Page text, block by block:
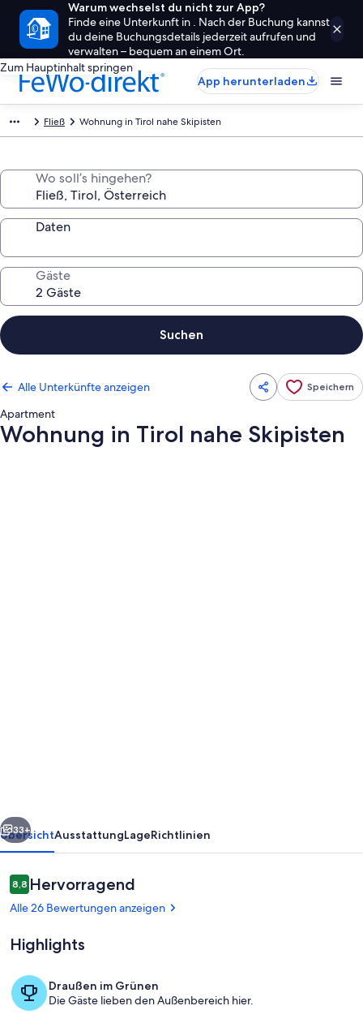
Warum wechselst du nicht zur App?
Finde eine Unterkunft in . Nach der Buchung kannst
du deine Buchungsdetails jederzeit aufrufen und
verwalten – bequem an einem Ort.
Zum Hauptinhalt springen
App herunterladen
Fließ Wohnung in Tirol nahe Skipisten
Wo soll’s hingehen?
Daten
Gäste
Suchen
Alle Unterkünfte anzeigen Speichern
Apartment
Wohnung in Tirol nahe Skipisten
Außenseite Ferienhaus [Winter]
Weiter
33+
ÜbersichtAusstattungLageRichtlinien
Bewertungen
8,88,8 von 10.
Hervorragend
Alle 26 Bewertungen anzeigen
Highlights
Draußen im Grünen
Die Gäste lieben den Außenbereich hier.